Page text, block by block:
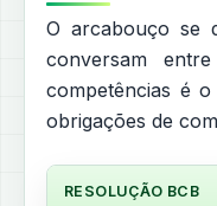
O arcabouço se
conversam
competências é
obrigações de
RESOLUÇÃO BCB